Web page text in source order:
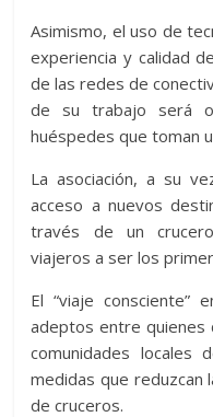
Asimismo, el uso de
experiencia y calidad
de las redes de
de su trabajo será
huéspedes que toman
La asociación, a su
acceso a nuevos
través de un
viajeros a ser los
El “viaje consciente”
adeptos entre quienes
comunidades locales
medidas que reduzcan
de cruceros.